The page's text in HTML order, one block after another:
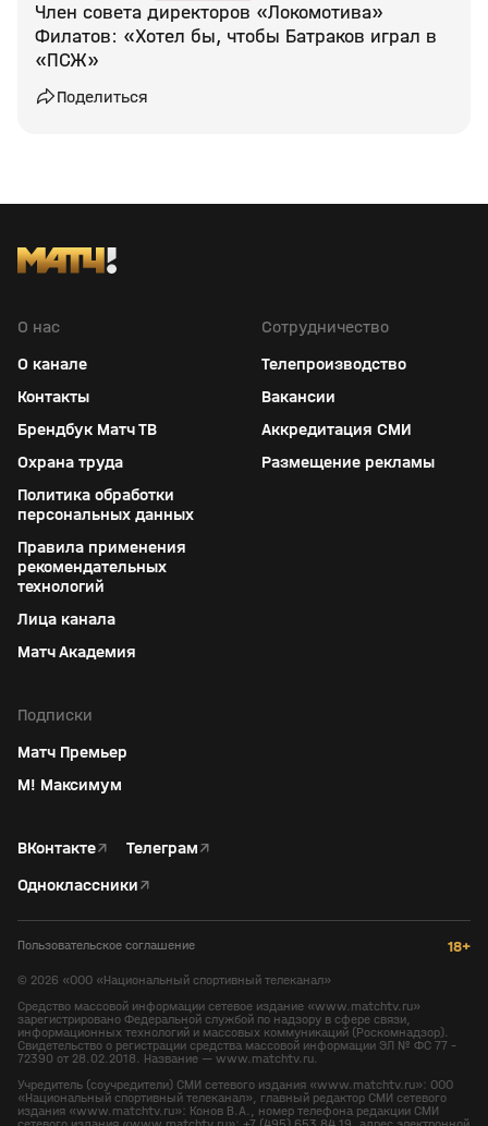
Член совета директоров «Локомотива»
Филатов: «Хотел бы, чтобы Батраков играл в
«ПСЖ»
Поделиться
О нас
О канале
Контакты
Брендбук Матч ТВ
Охрана труда
Политика обработки
персональных данных
Правила применения
рекомендательных
технологий
Лица канала
Матч Академия
Сотрудничество
Телепроизводство
Вакансии
Аккредитация СМИ
Размещение рекламы
Подписки
Матч Премьер
М! Максимум
ВКонтакте↗ Телеграм↗
Одноклассники↗
Пользовательское соглашение 18+
© 2026 «ООО «Национальный спортивный телеканал»
Средство массовой информации сетевое издание «www.matchtv.ru»
зарегистрировано Федеральной службой по надзору в сфере связи,
информационных технологий и массовых коммуникаций (Роскомнадзор).
Свидетельство о регистрации средства массовой информации ЭЛ № ФС 77 -
72390 от 28.02.2018. Название — www.matchtv.ru.
Учредитель (соучредители) СМИ сетевого издания «www.matchtv.ru»: ООО
«Национальный спортивный телеканал», главный редактор СМИ сетевого
издания «www.matchtv.ru»: Конов В.А., номер телефона редакции СМИ